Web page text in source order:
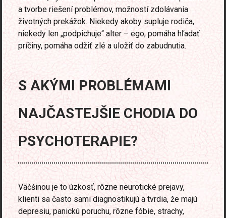
a tvorbe riešení problémov, možností zdolávania
životných prekážok. Niekedy akoby supluje rodiča,
niekedy len „podpichuje“ alter – ego, pomáha hľadať
príčiny, pomáha odžiť zlé a uložiť do zabudnutia.
S AKÝMI PROBLÉMAMI
NAJČASTEJŠIE CHODIA DO
PSYCHOTERAPIE?
Väčšinou je to úzkosť, rôzne neurotické prejavy,
klienti sa často sami diagnostikujú a tvrdia, že majú
depresiu, panickú poruchu, rôzne fóbie, strachy,